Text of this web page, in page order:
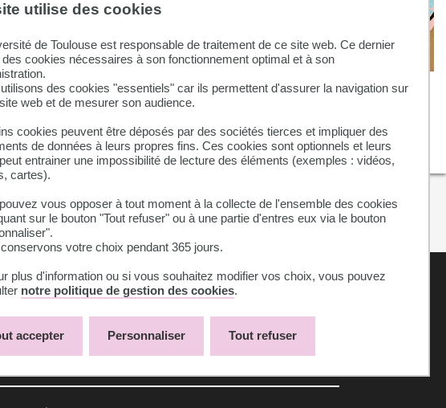
utilise des cookies
de Toulouse est responsable de traitement de ce site web. Ce dernier
des cookies nécessaires à son fonctionnement optimal et à son
des cookies "essentiels" car ils permettent d'assurer la navigation sur
web et de mesurer son audience.
cookies peuvent être déposés par des sociétés tierces et impliquer des
de données à leurs propres fins. Ces cookies sont optionnels et leurs
entrainer une impossibilité de lecture des éléments (exemples : vidéos,
cartes).
vous opposer à tout moment à la collecte de l'ensemble des cookies
sur le bouton "Tout refuser" ou à une partie d'entres eux via le bouton
votre choix pendant 365 jours.
plus d'information ou si vous souhaitez modifier vos choix, vous pouvez
notre politique de gestion des cookies.
accepter Tout refuser
Personnaliser
cognitive, avant
et la sélection des
sur lesquels il
des
et savoir-faire
ATELIER : Retour sur le
Toulouse